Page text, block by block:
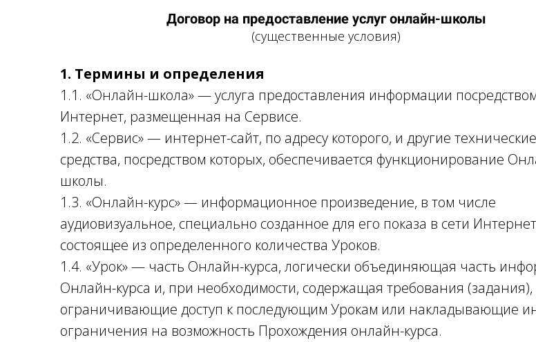
Договор на предоставление услуг онлайн-школы
(существенные условия)
1. Термины и определения
1.1. «Онлайн-школа» — услуга предоставления информации
Интернет, размещенная на Сервисе.
1.2. «Сервис» — интернет-сайт, по адресу которого, и другие технические
средства, посредством которых, обеспечивается функционирование
школы.
1.3. «Онлайн-курс» — информационное произведение, в том числе
аудиовизуальное, специально созданное для его показа в сети
состоящее из определенного количества Уроков.
1.4. «Урок» — часть Онлайн-курса, логически объединяющая часть
Онлайн-курса и, при необходимости, содержащая требования (задания),
ограничивающие доступ к последующим Урокам или накладывающие
ограничения на возможность Прохождения онлайн-курса.